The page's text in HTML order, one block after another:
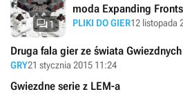
1
moda Expanding Fronts
PLIKI DO GIER12 listopada
Druga fala gier ze świata
GRY21 stycznia 2015 11:24
Gwiezdne serie z LEM-a